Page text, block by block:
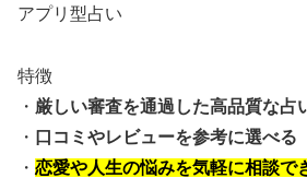
アプリ型占い
特徴
・ 厳しい審査を通過した高品質な占
・ 口コミやレビューを参考に選べる
・ 恋愛や人生の悩みを気軽に相談で